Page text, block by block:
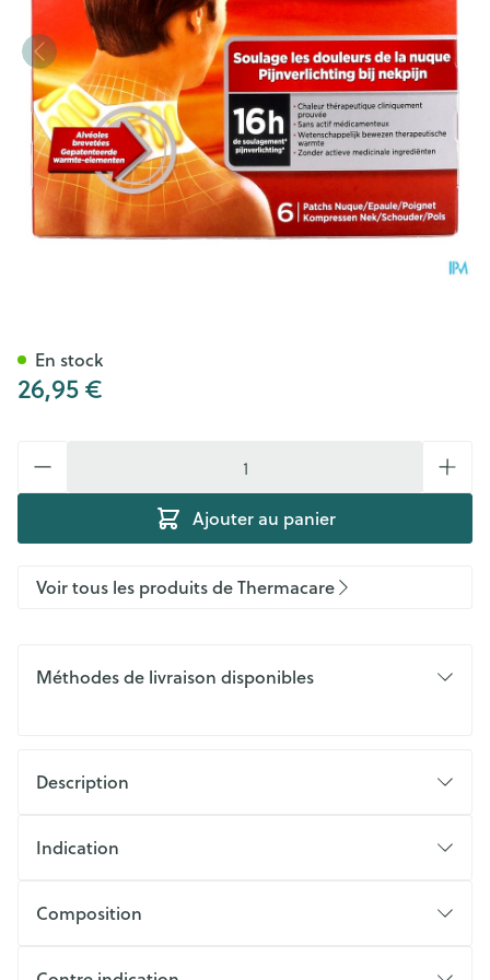
26,95 €
Ajouter au panier
En stock
Voir tous les produits de Thermacare
Méthodes de livraison disponibles
Description
Indication
Composition